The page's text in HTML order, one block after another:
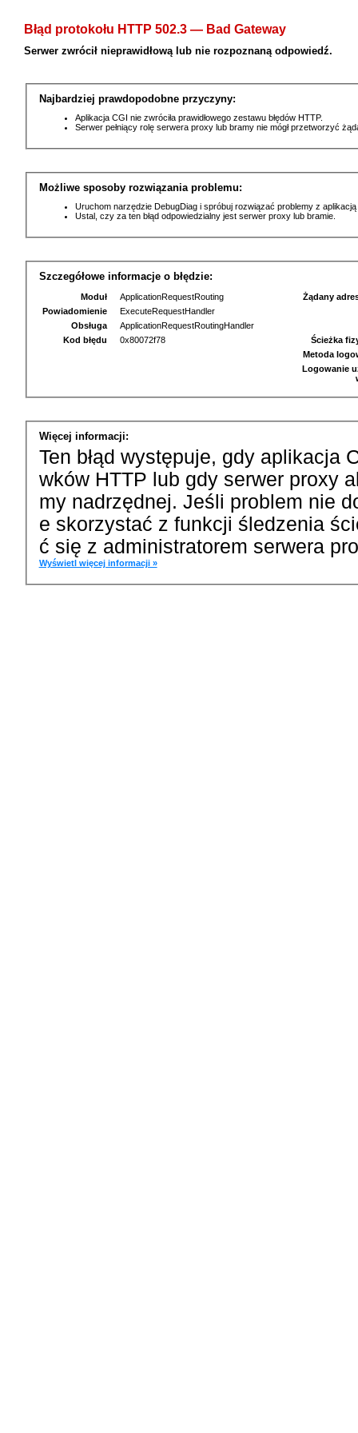
Błąd protokołu HTTP 502.3 — Bad Gateway
Serwer zwrócił nieprawidłową lub nie rozpoznaną odpowiedź.
Najbardziej prawdopodobne przyczyny:
Aplikacja CGI nie zwróciła prawidłowego zestawu błędów HTTP.
Serwer pełniący rolę serwera proxy lub bramy nie mógł przetworzyć
Możliwe sposoby rozwiązania problemu:
Uruchom narzędzie DebugDiag i spróbuj rozwiązać problemy z
Ustal, czy za ten błąd odpowiedzialny jest serwer proxy lub bramie.
Szczegółowe informacje o błędzie:
Moduł
ApplicationRequestRouting
Powiadomienie
ExecuteRequestHandler
Obsługa
ApplicationRequestRoutingHandler
Kod błędu
0x80072f78
Żądany
Ścieżka
Metoda
Logowanie
Więcej informacji:
Ten błąd występuje, gdy aplikacja
wków HTTP lub gdy serwer proxy
my nadrzędnej. Jeśli problem nie
e skorzystać z funkcji śledzenia
ć się z administratorem serwera
Wyświetl więcej informacji »